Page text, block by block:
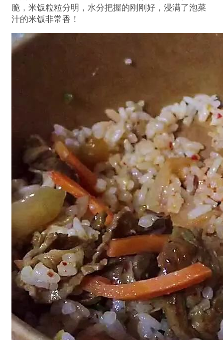
脆，米饭粒粒分明，水分把握的刚刚好，浸满了泡菜
汁的米饭非常香！